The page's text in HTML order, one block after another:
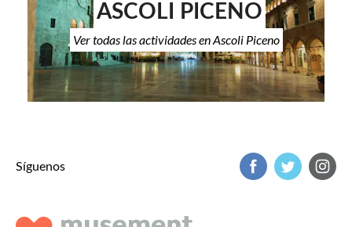
ASCOLI PICENO
Ver todas las actividades en Ascoli Piceno
Síguenos